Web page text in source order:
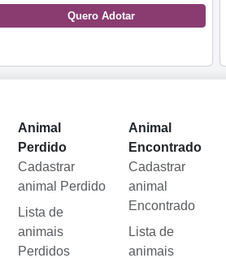
Quero Adotar
Animal
Perdido
Cadastrar
animal Perdido
Lista de
animais
Perdidos
Animal
Encontrado
Cadastrar
animal
Encontrado
Lista de
animais